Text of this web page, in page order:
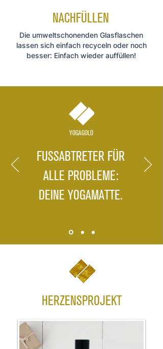
NACHFÜLLEN
Die umweltschonenden Glasflaschen
lassen sich einfach recyceln oder noch
besser: Einfach wieder auffüllen!
YOGAGOLD
FUSSABTRETER FÜR
ALLE PROBLEME:
DEINE YOGAMATTE.
HERZENSPROJEKT